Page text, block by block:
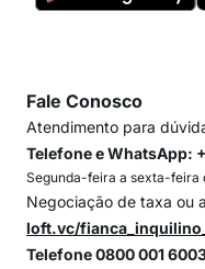
Fale Conosco
Atendimento para
Telefone e WhatsApp:
Segunda-feira a sexta-feira
Negociação de taxa ou
loft.vc/
Telefone 0800 001